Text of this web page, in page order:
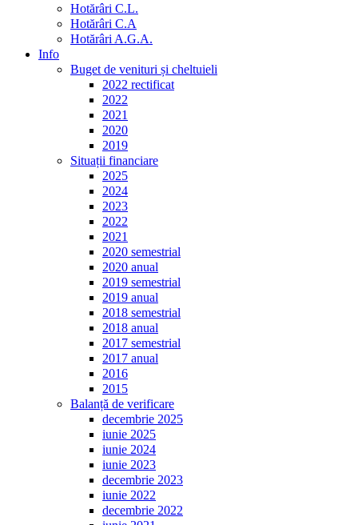
Hotărâri C.L.
Hotărâri C.A
Hotărâri A.G.A.
Info
Buget de venituri și cheltuieli
2022 rectificat
2022
2021
2020
2019
Situații financiare
2025
2024
2023
2022
2021
2020 semestrial
2020 anual
2019 semestrial
2019 anual
2018 semestrial
2018 anual
2017 semestrial
2017 anual
2016
2015
Balanță de verificare
decembrie 2025
iunie 2025
iunie 2024
iunie 2023
decembrie 2023
iunie 2022
decembrie 2022